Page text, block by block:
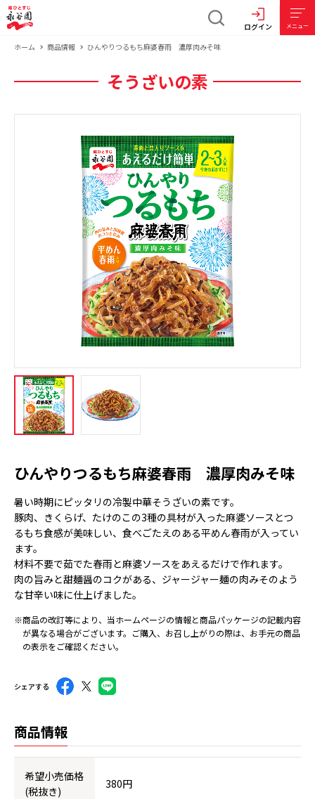
ログイン メニュー
ホーム 商品情報 ひんやりつるもち麻婆春雨 濃厚肉みそ味
そうざいの素
ひんやりつるもち麻婆春雨 濃厚肉みそ味
暑い時期にピッタリの冷製中華そうざいの素です。
豚肉、きくらげ、たけのこの3種の具材が入った麻婆ソースとつ
るもち食感が美味しい、食べごたえのある平めん春雨が入ってい
ます。
材料不要で茹でた春雨と麻婆ソースをあえるだけで作れます。
肉の旨みと甜麺醤のコクがある、ジャージャー麺の肉みそのよう
な甘辛い味に仕上げました。
※商品の改訂等により、当ホームページの情報と商品パッケージの記載内容
が異なる場合がございます。ご購入、お召し上がりの際は、お手元の商品
の表示をご確認ください。
シェアする
商品情報
希望小売価格
(税抜き)
380円